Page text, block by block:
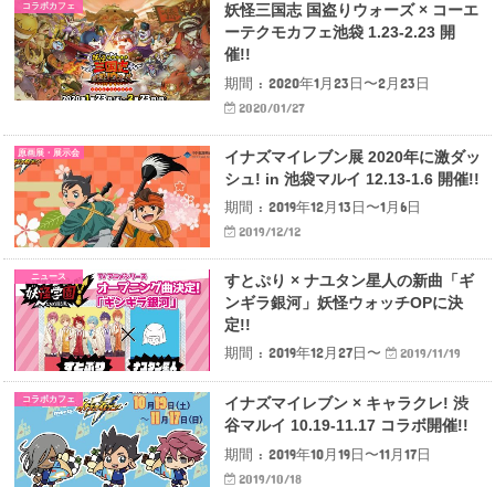
コラボカフェ
妖怪三国志 国盗りウォーズ × コーエ
ーテクモカフェ池袋 1.23-2.23 開
催!!
期間 : 2020年1月23日〜2月23日
2020/01/27
原画展・展示会
イナズマイレブン展 2020年に激ダッ
シュ! in 池袋マルイ 12.13-1.6 開催!!
期間 : 2019年12月13日〜1月6日
2019/12/12
ニュース
すとぷり × ナユタン星人の新曲「ギ
ンギラ銀河」妖怪ウォッチOPに決
定!!
期間 : 2019年12月27日〜
2019/11/19
コラボカフェ
イナズマイレブン × キャラクレ! 渋
谷マルイ 10.19-11.17 コラボ開催!!
期間 : 2019年10月19日〜11月17日
2019/10/18